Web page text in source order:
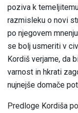
poziva k
razmisleku o novi
po njegovem
se bolj usmeriti v
Kordiš verjame, da
varnost in hkrati
nujnejše domače
Predloge Kordiša